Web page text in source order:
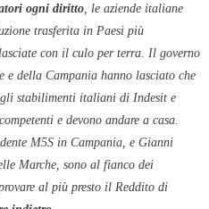
ogni diritto, le aziende italiane
trasferita in Paesi più
con il culo per terra. Il governo
della Campania hanno lasciato che
stabilimenti italiani di Indesit e
e devono andare a casa.
M5S in Campania, e Gianni
Marche, sono al fianco dei
al più presto il Reddito di